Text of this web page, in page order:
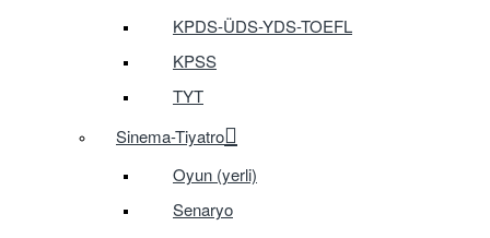
KPDS-ÜDS-YDS-TOEFL
KPSS
TYT
Sinema-Tiyatro
Oyun (yerli)
Senaryo